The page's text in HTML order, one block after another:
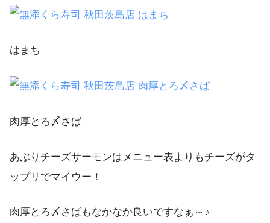
はまち
肉厚とろ〆さば
あぶりチーズサーモンはメニュー表よりもチーズがタ
ップリでマイウー！
肉厚とろ〆さばもなかなか良いですなぁ～♪